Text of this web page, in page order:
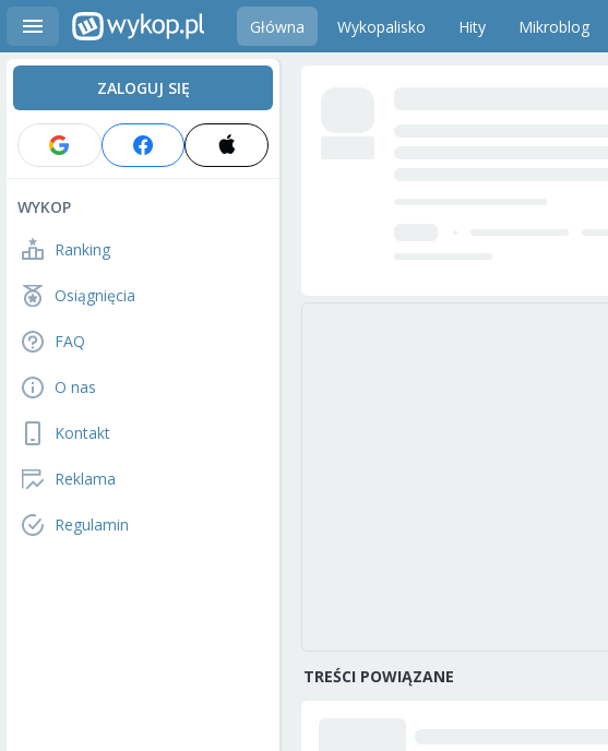
Główna Wykopalisko Hity Mikroblog
ZALOGUJ SIĘ
WYKOP
Ranking
Osiągnięcia
FAQ
O nas
Kontakt
Reklama
Regulamin
TREŚCI POWIĄZANE